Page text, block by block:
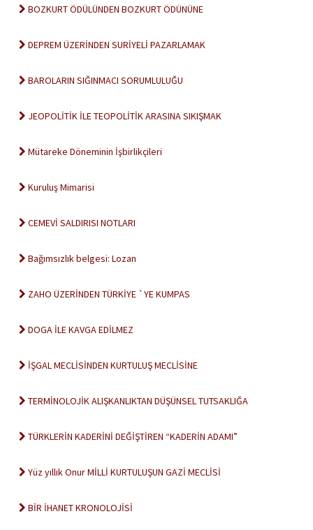
BOZKURT ÖDÜLÜNDEN BOZKURT ÖDÜNÜNE
DEPREM ÜZERİNDEN SURİYELİ PAZARLAMAK
BAROLARIN SIĞINMACI SORUMLULUĞU
JEOPOLİTİK İLE TEOPOLİTİK ARASINA SIKIŞMAK
Mütareke Döneminin İşbirlikçileri
Kuruluş Mimarisi
CEMEVİ SALDIRISI NOTLARI
Bağımsızlık belgesi: Lozan
ZAHO ÜZERİNDEN TÜRKİYE `YE KUMPAS
DOGA İLE KAVGA EDİLMEZ
İŞGAL MECLİSİNDEN KURTULUŞ MECLİSİNE
TERMİNOLOJİK ALIŞKANLIKTAN DÜŞÜNSEL TUTSAKLIĞA
TÜRKLERİN KADERİNİ DEĞİŞTİREN “KADERİN ADAMI”
Yüz yıllık Onur MİLLİ KURTULUŞUN GAZİ MECLİSİ
BİR İHANET KRONOLOJİSİ